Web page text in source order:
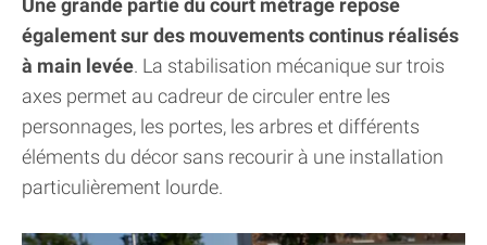
Une grande partie du court métrage repose
également sur des mouvements continus réalisés
à main levée. La stabilisation mécanique sur trois
axes permet au cadreur de circuler entre les
personnages, les portes, les arbres et différents
éléments du décor sans recourir à une installation
particulièrement lourde.